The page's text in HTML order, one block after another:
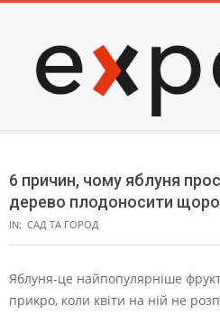
content
EXPERT
Menu
6 причин, чому яблуня
дерево плодоносити
IN: САД ТА ГОРОД
Яблуня-це найпопулярніше
прикро, коли квіти на ній не